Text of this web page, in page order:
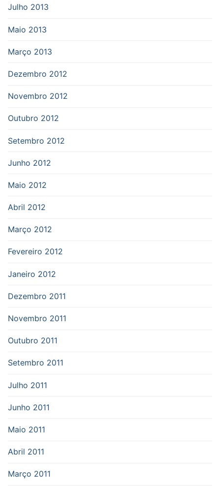
Julho 2013
Maio 2013
Março 2013
Dezembro 2012
Novembro 2012
Outubro 2012
Setembro 2012
Junho 2012
Maio 2012
Abril 2012
Março 2012
Fevereiro 2012
Janeiro 2012
Dezembro 2011
Novembro 2011
Outubro 2011
Setembro 2011
Julho 2011
Junho 2011
Maio 2011
Abril 2011
Março 2011